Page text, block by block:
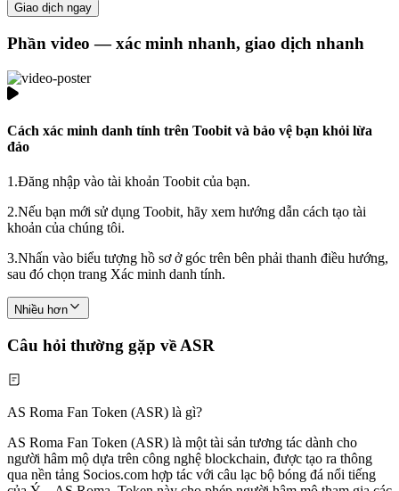
Giao dịch ngay
Phần video — xác minh nhanh, giao dịch nhanh
Cách xác minh danh tính trên Toobit và bảo vệ bạn khỏi lừa
đảo
1.Đăng nhập vào tài khoản Toobit của bạn.
2.Nếu bạn mới sử dụng Toobit, hãy xem hướng dẫn cách tạo tài
khoản của chúng tôi.
3.Nhấn vào biểu tượng hồ sơ ở góc trên bên phải thanh điều hướng,
sau đó chọn trang Xác minh danh tính.
Nhiều hơn
Câu hỏi thường gặp về ASR
AS Roma Fan Token (ASR) là gì?
AS Roma Fan Token (ASR) là một tài sản tương tác dành cho
người hâm mộ dựa trên công nghệ blockchain, được tạo ra thông
qua nền tảng Socios.com hợp tác với câu lạc bộ bóng đá nổi tiếng